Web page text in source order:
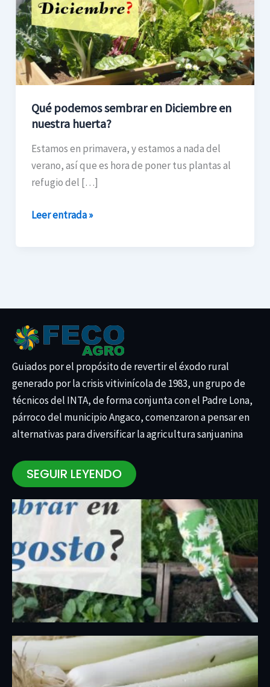
Qué podemos sembrar en Diciembre en
nuestra huerta?
Estamos en primavera, y estamos a nada del
verano, así que es hora de poner tus plantas al
refugio del […]
en
Diciembre
en
nuestra
huerta?
Leer entrada »
Guiados por el propósito de revertir el éxodo rural
generado por la crisis vitivinícola de 1983, un grupo de
técnicos del INTA, de forma conjunta con el Padre Lona,
párroco del municipio Angaco, comenzaron a pensar en
alternativas para diversificar la agricultura sanjuanina
SEGUIR LEYENDO